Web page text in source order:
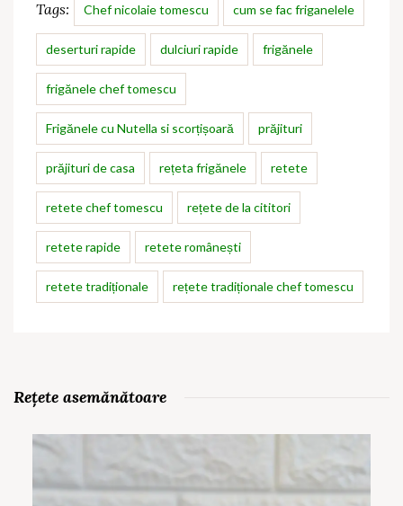
Tags: Chef nicolaie tomescu cum se fac friganelele
deserturi rapide dulciuri rapide frigănele
frigănele chef tomescu
Frigănele cu Nutella si scorțișoară prăjituri
prăjituri de casa rețeta frigănele retete
retete chef tomescu rețete de la cititori
retete rapide retete românești
retete tradiționale rețete tradiționale chef tomescu
Rețete asemănătoare